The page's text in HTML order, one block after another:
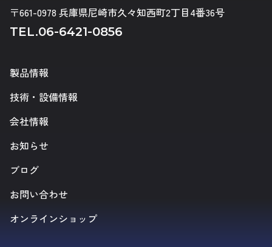
〒661-0978 兵庫県尼崎市久々知西町2丁目4番36号
TEL.06-6421-0856
製品情報
技術・設備情報
会社情報
お知らせ
ブログ
お問い合わせ
オンラインショップ